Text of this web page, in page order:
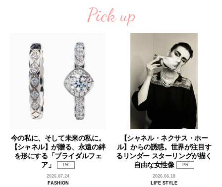
Pick up
今の私に、そして未来の私に。
【シャネル】が贈る、永遠の絆
を形にする「ブライダルフェ
ア」
PR
2026.07.24
FASHION
【シャネル・ネクサス・ホー
ル】からの誘惑。世界が注目す
るリンダー スターリングが描く
自由な女性像
PR
2026.06.18
LIFE STYLE